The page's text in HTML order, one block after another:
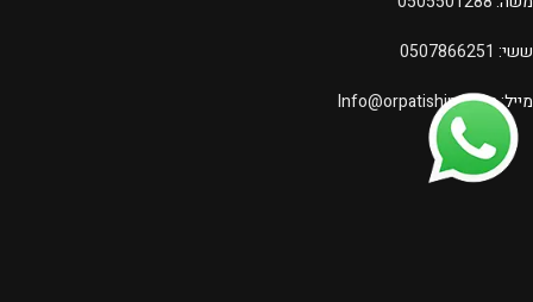
ששי: 0507866251
מייל:Info@orpatishim.com